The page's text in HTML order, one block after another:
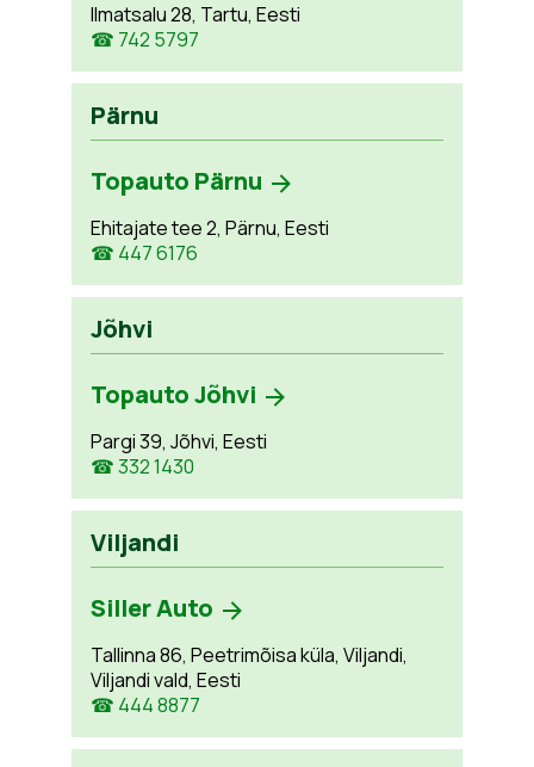
Ilmatsalu 28, Tartu, Eesti
☎ 742 5797
Pärnu
Topauto Pärnu
Ehitajate tee 2, Pärnu, Eesti
☎ 447 6176
Jõhvi
Topauto Jõhvi
Pargi 39, Jõhvi, Eesti
☎ 332 1430
Viljandi
Siller Auto
Tallinna 86, Peetrimõisa küla, Viljandi,
Viljandi vald, Eesti
☎ 444 8877